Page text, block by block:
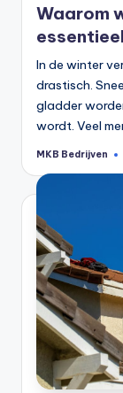
Waarom
In de winter
drastisch.
gladder
wordt. Veel
MKB Bedrijven